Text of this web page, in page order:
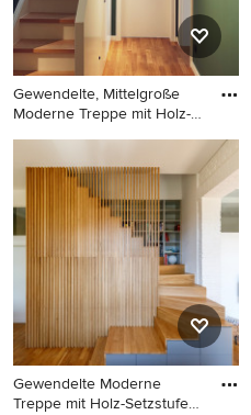
Gewendelte, Mittelgroße
Moderne Treppe mit Holz-
Gewendelte, Mittelgroße
Moderne Treppe mit Holz-
Setzstufen und
Tapetenwänden in
Düsseldorf
Gewendelte Moderne
Treppe mit Holz-Setzstufen